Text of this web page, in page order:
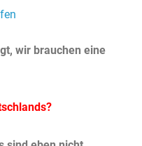
wir brauchen eine